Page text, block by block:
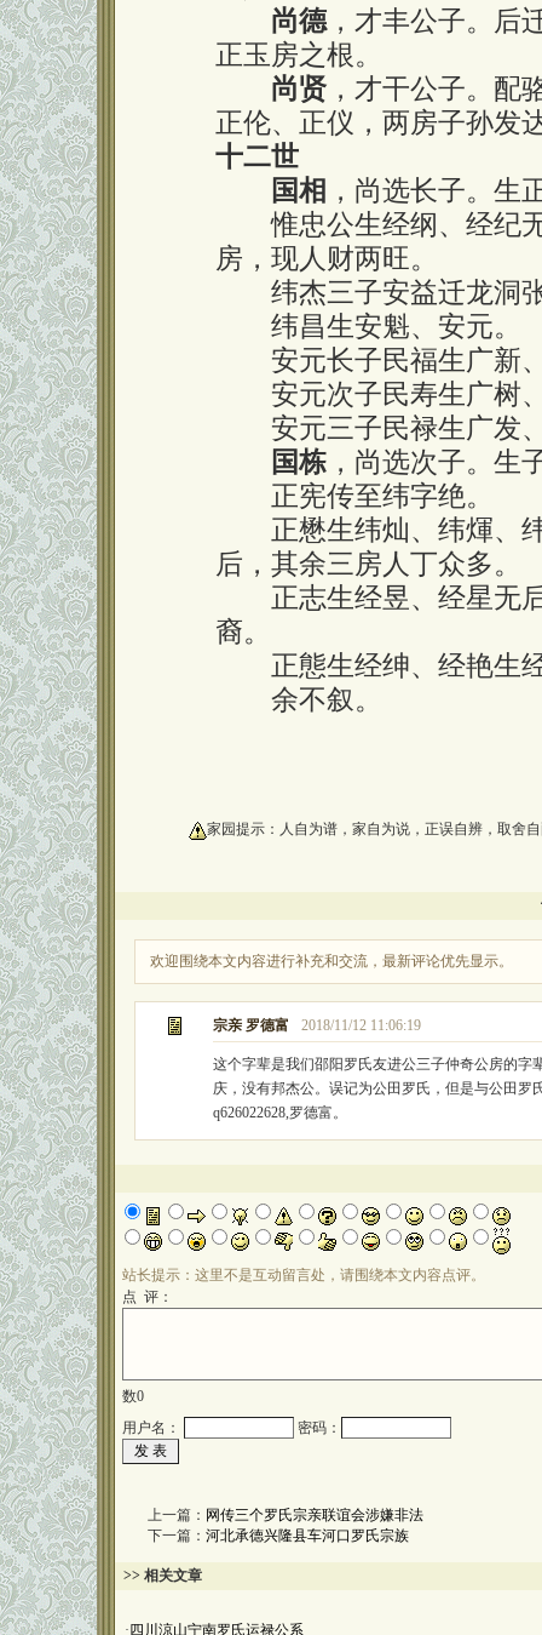
尚德，才丰公子。后
正玉房之根。
尚贤 ，才干公子。配
正伦、正仪，两房子孙发
十二世
国相 ，尚选长子。生
惟忠公生经纲、经纪无
房，现人财两旺。
纬杰三子安益迁龙洞
纬昌生安魁、安元。
安元长子民福生广新
安元次子民寿生广树、
安元三子民禄生广发
国栋 ，尚选次子。生
正宪传至纬字绝。
正懋生纬灿、纬煇、纬
后，其余三房人丁众多。
正志生经昱、经星无后
裔。
正態生经绅、经艳生
余不叙。
家园提示：人自为谱，家自为说，正误自辨，取舍
欢迎围绕本文内容进行补充和交流，最新评论优先显示。
宗亲 罗德富 2018/11/12 11:06:19
这个字辈是我们邵阳罗氏友进公三子仲奇公房的
庆，没有邦杰公。误记为公田罗氏，但是与公田
q626022628,罗德富。
站长提示：这里不是互动留言处，请围绕本文内容点评。
点 评：
数0
用户名：
密码：
上一篇： 网传三个罗氏宗亲联谊会涉嫌非法
下一篇： 河北承德兴隆县车河口罗氏宗族
>> 相关文章
· 四川涼山宁南罗氏运禄公系